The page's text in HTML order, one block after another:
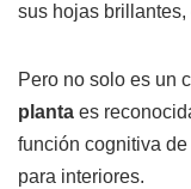
sus hojas
Pero no solo es un
planta es
función cognitiva
para interiores.